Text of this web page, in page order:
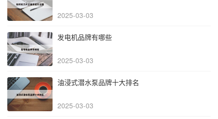
2025-03-03
发电机品牌有哪些
2025-03-03
油浸式潜水泵品牌十大排名
2025-03-03